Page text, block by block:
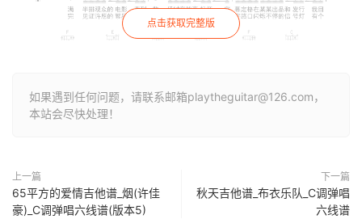
点击获取完整版
如果遇到任何问题，请联系邮箱playtheguitar@126.com，
本站会尽快处理！
上一篇
65平方的爱情吉他谱_烟(许佳
豪)_C调弹唱六线谱(版本5)
下一篇
秋天吉他谱_布衣乐队_C调弹唱
六线谱